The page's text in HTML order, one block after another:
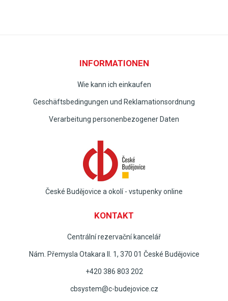
INFORMATIONEN
Wie kann ich einkaufen
Geschäftsbedingungen und Reklamationsordnung
Verarbeitung personenbezogener Daten
České Budějovice a okolí - vstupenky online
KONTAKT
Centrální rezervační kancelář
Nám. Přemysla Otakara II. 1, 370 01 České Budějovice
+420 386 803 202
cbsystem@c-budejovice.cz